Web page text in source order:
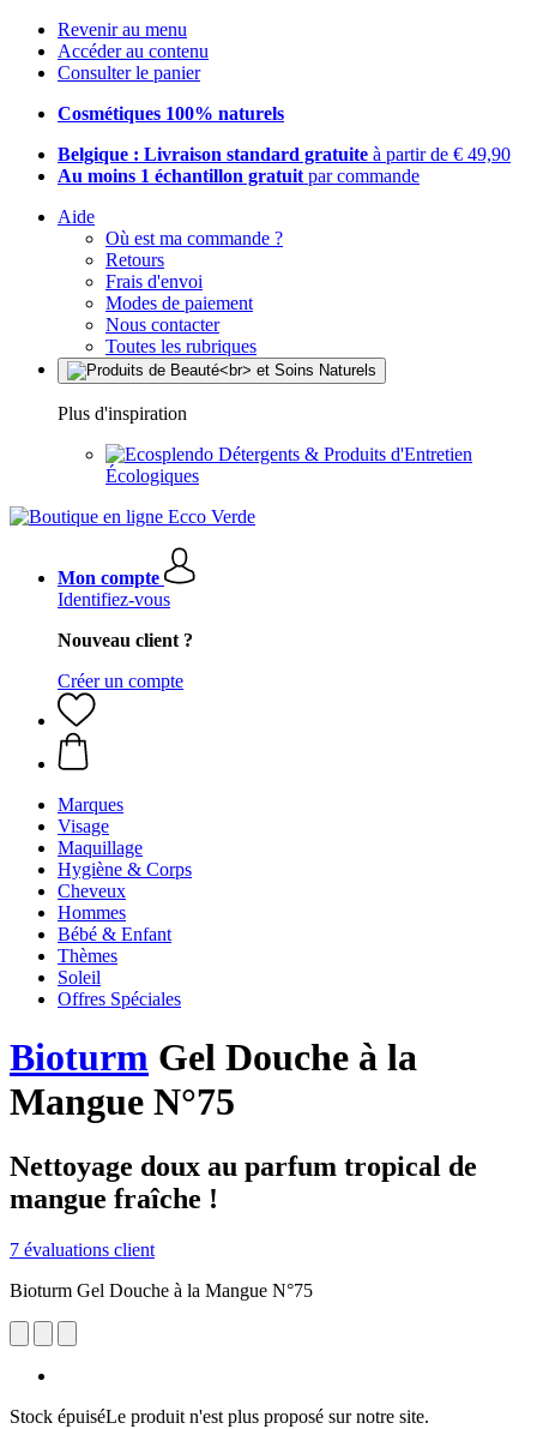
Revenir au menu
Accéder au contenu
Consulter le panier
Cosmétiques 100% naturels
Belgique : Livraison standard gratuite à partir de € 49,90
Au moins 1 échantillon gratuit par commande
Aide
Où est ma commande ?
Retours
Frais d'envoi
Modes de paiement
Nous contacter
Toutes les rubriques
Plus d'inspiration
Détergents & Produits d'Entretien
Écologiques
Mon compte
Identifiez-vous
Nouveau client ?
Créer un compte
Marques
Visage
Maquillage
Hygiène & Corps
Cheveux
Hommes
Bébé & Enfant
Thèmes
Soleil
Offres Spéciales
Bioturm Gel Douche à la
Mangue N°75
Nettoyage doux au parfum tropical de
mangue fraîche !
7 évaluations client
Bioturm Gel Douche à la Mangue N°75
Stock épuiséLe produit n'est plus proposé sur notre site.